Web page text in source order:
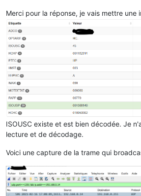
Merci pour la réponse, je vais mettre une
ISOUSC existe et est bien décodée. Je
lecture et de décodage.
Voici une capture de la trame qui